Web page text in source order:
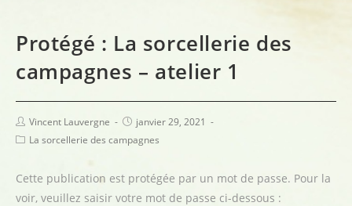
Protégé : La sorcellerie des
campagnes – atelier 1
Vincent Lauvergne
janvier 29, 2021
La sorcellerie des campagnes
Cette publication est protégée par un mot de passe. Pour la
voir, veuillez saisir votre mot de passe ci-dessous :